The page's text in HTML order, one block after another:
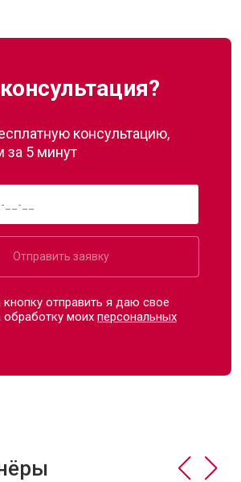
консультацию,
за 5 минут
Отправить заявку
отправить я даю свое
обработку моихперсональных